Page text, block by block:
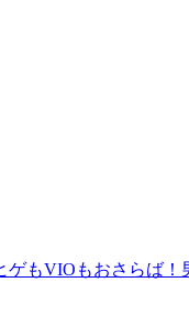
ゲもVIOもおさらば